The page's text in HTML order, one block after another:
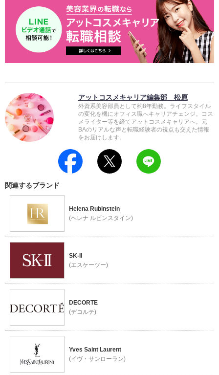
アットコスメキャリア編集部 松原
外資系美容部員として約8年勤務。ライフスタイル
の変化を機にオフィス職へキャリアチェンジ。コス
メライター等を経てアットコスメキャリアへ。元
BAのリアルな声と転職経験者の視点も交えた情報
をお届けします。
関連するブランド
Helena Rubinstein
(ヘレナ ルビンスタイン)
SK-II
(エスケーツー)
DECORTE
(デコルテ)
Yves Saint Laurent
(イヴ・サンローラン)